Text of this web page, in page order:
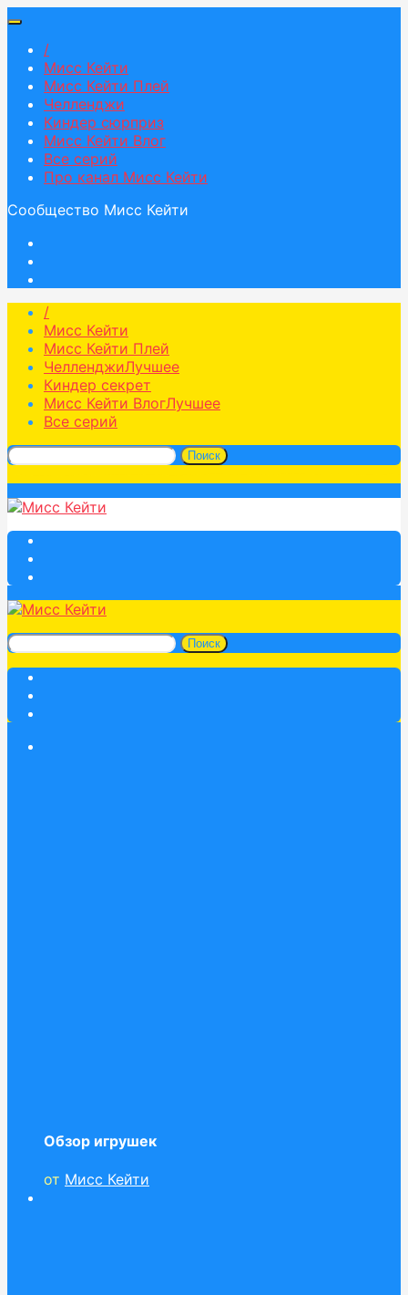
/
Мисс Кейти
Мисс Кейти Плей
Челленджи
Киндер сюрприз
Мисс Кейти Влог
Все серий
Про канал Мисс Кейти
Сообщество Мисс Кейти
/
Мисс Кейти
Мисс Кейти Плей
ЧелленджиЛучшее
Киндер секрет
Мисс Кейти ВлогЛучшее
Все серий
Поиск
Поиск
Обзор игрушек
от Мисс Кейти